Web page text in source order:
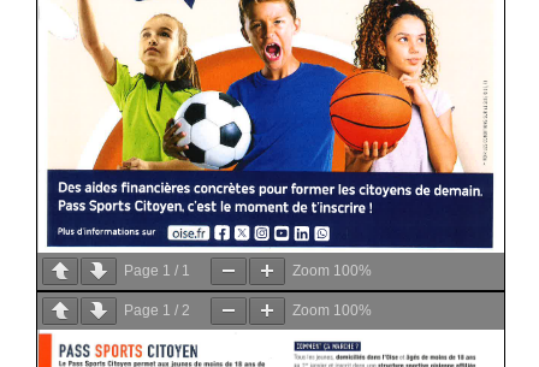
Page 1 / 1 Zoom 100%
Page 1 / 2 Zoom 100%